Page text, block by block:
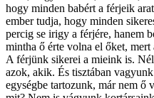
hogy minden babért a férjeik
ember tudja, hogy minden
percig se irigy a férjére, hanem
mintha ő érte volna el őket,
A férjünk sikerei a mieink is.
azok, akik. És tisztában
egységbe tartozunk, már nem ő